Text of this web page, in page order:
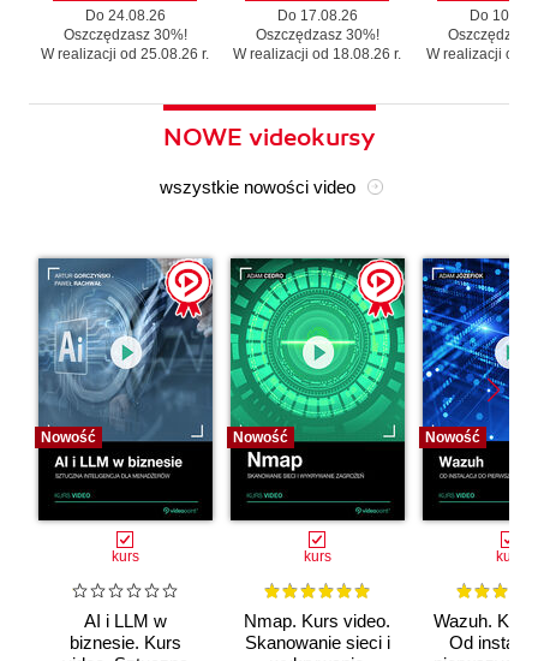
Do 24.08.26
Oszczędzasz 30%!
W realizacji od 25.08.26 r.
Do 17.08.26
Oszczędzasz 30%!
W realizacji od 18.08.26 r.
Do
Oszczędzasz
W realizacji od
NOWE videokursy
wszystkie nowości video
Nowość
kurs
AI i LLM w
biznesie. Kurs
Nowość
kurs
Nmap. Kurs video.
Skanowanie sieci i
Nowość
kurs
Wazuh. Kurs
Od